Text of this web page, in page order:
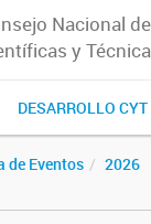
Nacional
y
DESARROLLO CYT
de Eventos 2026